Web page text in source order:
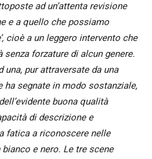
ad un’attenta revisione
e a quello che possiamo
cioè a un leggero intervento che
forzature di alcun genere.
una, pur attraversate da una
ha segnate in modo sostanziale,
buona qualità
di descrizione e
fatica a riconoscere nelle
e nero. Le tre scene